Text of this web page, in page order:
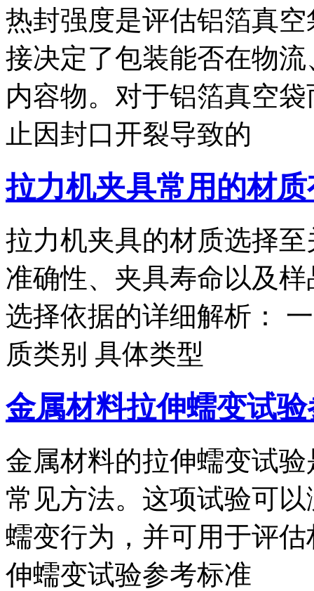
热封强度是评估铝箔真
接决定了包装能否在物
内容物。对于铝箔真空
止因封口开裂导致的
拉力机夹具常用的材
拉力机夹具的材质选择
准确性、夹具寿命以及
选择依据的详细解析：
质类别 具体类型
金属材料拉伸蠕变试
金属材料的拉伸蠕变试
常见方法。这项试验可
蠕变行为，并可用于评
伸蠕变试验参考标准